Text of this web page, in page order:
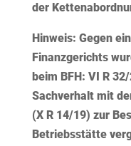
der
Hinweis: Gegen
Finanzgerichts
beim BFH: VI R
Sachverhalt mit
(X R 14/19) zur
Betriebsstätte